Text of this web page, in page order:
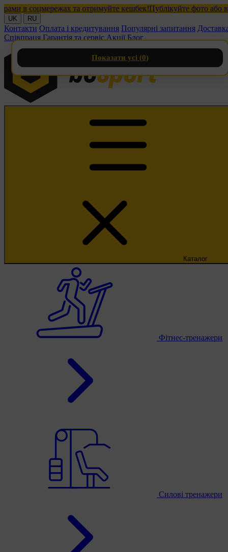
соцмережах та отримуйте кешбек!Публікуйте фото або
UK RU
Контакти Оплата і кредитування Популярні запитання
Співпраця Гарантія та сервіс Акції Блог
Каталог
Фітнес-тренажери
Силові тренажери
Показати усі (0)